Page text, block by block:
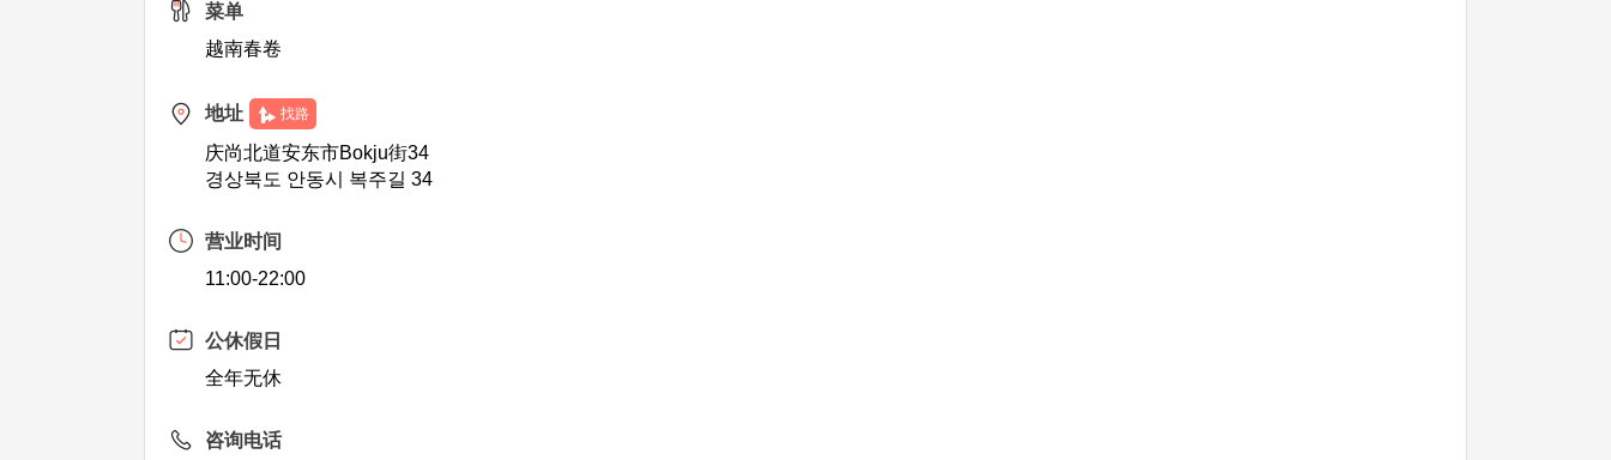
菜单
越南春卷
地址 找路
庆尚北道安东市Bokju街34
경상북도 안동시 복주길 34
营业时间
11:00-22:00
公休假日
全年无休
咨询电话